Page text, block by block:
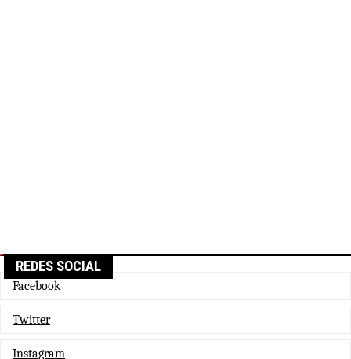
REDES SOCIAL
Facebook
Twitter
Instagram